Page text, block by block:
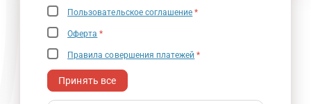
Пользовательское соглашение *
Оферта *
Правила совершения платежей *
Принять все